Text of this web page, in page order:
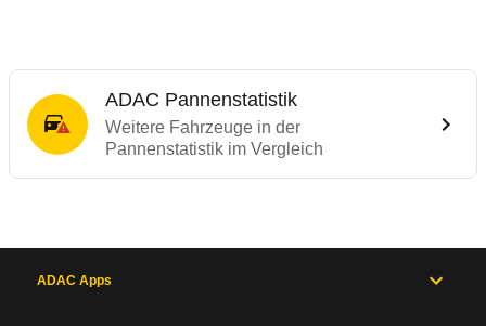
ADAC Pannenstatistik
Weitere Fahrzeuge in der
Pannenstatistik im Vergleich
ADAC Apps